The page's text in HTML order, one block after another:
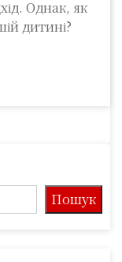
Однак, як
дитині?
Пошук